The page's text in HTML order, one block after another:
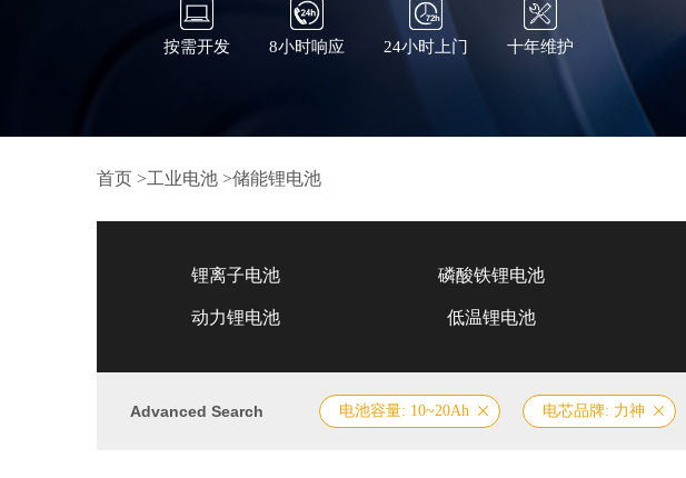
按需开发 8小时响应 24小时上门 十年维护
首页 >工业电池 >储能锂电池
锂离子电池 磷酸铁锂电池
动力锂电池 低温锂电池
Advanced Search 电池容量: 10~20Ah 电芯品牌: 力神